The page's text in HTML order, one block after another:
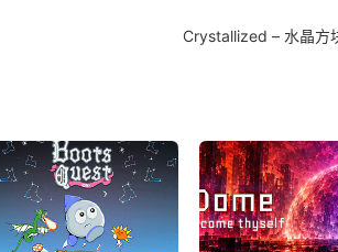
Crystallized – 水晶方